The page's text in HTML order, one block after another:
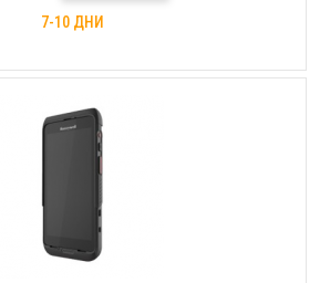
7-10 ДНИ